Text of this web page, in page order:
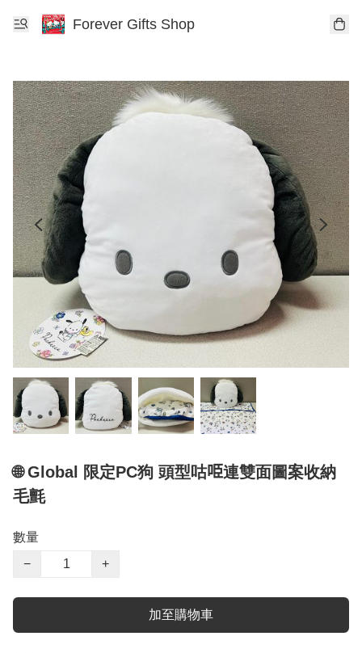
Forever Gifts Shop
🌐 Global 限定PC狗 頭型咕𠱸連雙面圖案收納
毛氈
數量
−
+
加至購物車